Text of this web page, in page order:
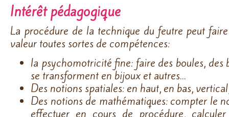
Intérêt pédagogique
La procédure de la technique du feutre peut
valeur toutes sortes de compétences:
la psychomotricité fine: faire des boules, des
se transforment en bijoux et autres…
Des notions spatiales: en haut, en bas,
Des notions de mathématiques: compter le
effectuer en cours de procédure,